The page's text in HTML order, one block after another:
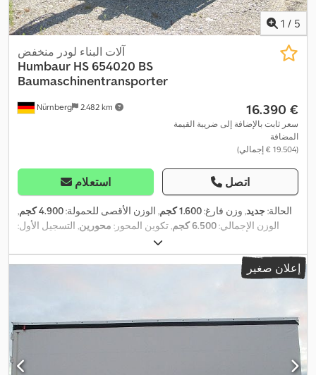
1 / 5
Nürnberg 2.482 km
آلات البناء لودر منخفض
Humbaur HS 654020 BS
Baumaschinentransporter
‏16.390 €
سعر ثابت بالإضافة إلى ضريبة القيمة
المضافة
(‏19.504 € إجمالي)
استعلام اتصل
الحالة:جديد, وزن فارغ:1.600 كجم , الوزن الأقصى للحمولة:4.900 كجم
,
الوزن الإجمالي:6.500 كجم , تكوين المحور: محورين , التسجيل الأول:
, طول مساحة التحميل:
2.000 مم
, ارتفاع مساحة التحميل:330 مم , تعليق:آخر, مقاس الإطار:
, قاعدة العجلات:
إعلان صغير